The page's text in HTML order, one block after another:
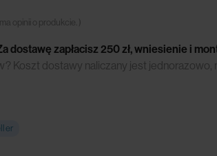
opinii o produkcie. )
dostawę zapłacisz 250 zł, wniesienie i
Koszt dostawy naliczany jest jednorazowo,